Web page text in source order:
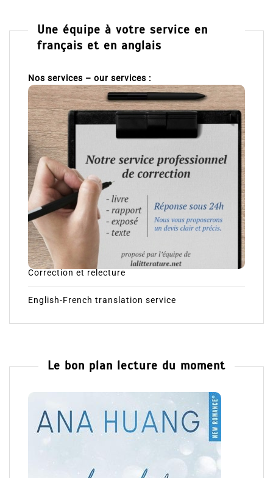
Une équipe à votre service en
français et en anglais
Nos services – our services :
Correction et relecture
English-French translation service
Le bon plan lecture du moment